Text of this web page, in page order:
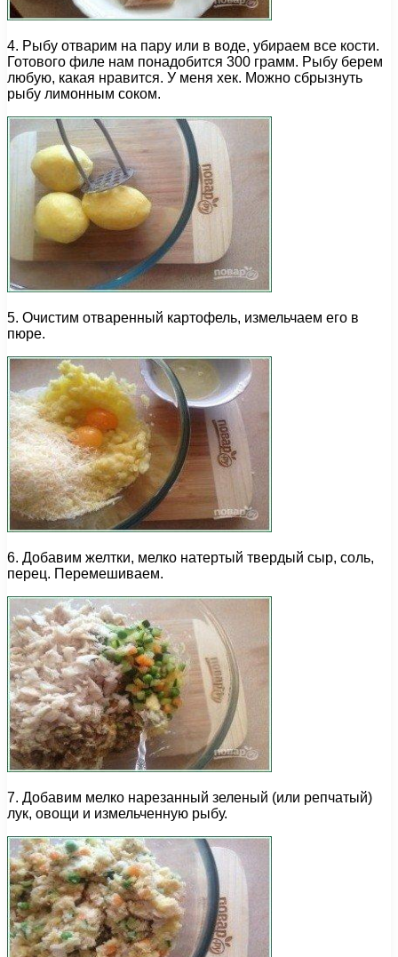
4. Рыбу отварим на пару или в воде, убираем все кости.
Готового филе нам понадобится 300 грамм. Рыбу берем
любую, какая нравится. У меня хек. Можно сбрызнуть
рыбу лимонным соком.
5. Очистим отваренный картофель, измельчаем его в
пюре.
6. Добавим желтки, мелко натертый твердый сыр, соль,
перец. Перемешиваем.
7. Добавим мелко нарезанный зеленый (или репчатый)
лук, овощи и измельченную рыбу.